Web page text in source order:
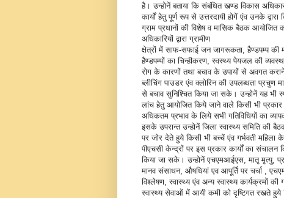
है। उन्होनें बताया कि संबंधित खण्ड विकास
कार्यों हेतु पूर्ण रूप से उत्तरदायी होगें एंव उनके
ग्राम प्रधानों की विशेष व मासिक बैठक आयोजित
अधिकारियों द्वारा ग्रामीण
क्षेत्रों में साफ-सफाई जन जागरूकता, हैण्डपम्प
हैण्डपम्पों का चिन्हीकरण, स्वस्थ्य पेयजल की
रोग के कारणों तथा बचाव के उपायों से अवगत
ब्लीचिंग पाउडर एंव क्लोरिन की उपलब्धता
से बचाव सुनिश्चित किया जा सके। उन्होनें यह भी
लांच हेतु आयोजित किये जाने वाले किसी भी प्रकार
अधिकतम प्रभाव के लिये सभी गतिविधियों का
इसके उपरान्त उन्होनें जिला स्वास्थ्य समिति की
पर जोर देते हुये किसी भी बच्चें एंव गर्भवती
पीएचसी केन्द्रों पर इस प्रकार कार्यों का
किया जा सके। उन्होनें एचएमआईएस, मातृ मृत्यु,
मानव संसाधन, औषधियां एव आपूर्ति पर चर्चा ,
विश्लेषण, स्वास्थ्य एंव अन्य स्वास्थ्य कार्यक्रमों
स्वास्थ्य सेवाओं में आयी कमी को दृष्टिगत रखते हुये